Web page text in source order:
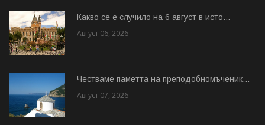
Какво се е случило на 6 август в исто...
Август 06, 2026
Честваме паметта на преподобномъченик...
Август 07, 2026